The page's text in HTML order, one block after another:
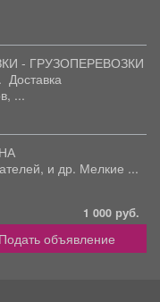
- ГРУЗОПЕРЕВОЗКИ
Доставка
...
и др. Мелкие ...
1 000 руб.
Подать объявление